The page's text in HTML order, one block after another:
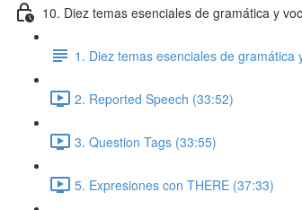
10. Diez temas esenciales de gramática y
1. Diez temas esenciales de gramática
2. Reported Speech (33:52)
3. Question Tags (33:55)
5. Expresiones con THERE (37:33)